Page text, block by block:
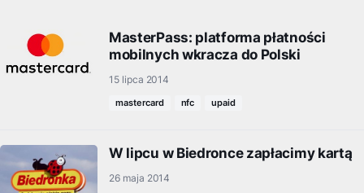
MasterPass: platforma płatności
mobilnych wkracza do Polski
15 lipca 2014
mastercard nfc upaid
W lipcu w Biedronce zapłacimy kartą
26 maja 2014